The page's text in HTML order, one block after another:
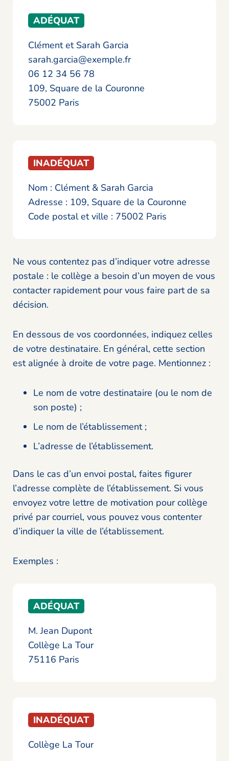
ADÉQUAT
Clément et Sarah Garcia
sarah.garcia@exemple.fr
06 12 34 56 78
109, Square de la Couronne
75002 Paris
INADÉQUAT
Nom : Clément & Sarah Garcia
Adresse : 109, Square de la Couronne
Code postal et ville : 75002 Paris
Ne vous contentez pas d’indiquer votre adresse
postale : le collège a besoin d’un moyen de vous
contacter rapidement pour vous faire part de sa
décision.
En dessous de vos coordonnées, indiquez celles
de votre destinataire. En général, cette section
est alignée à droite de votre page. Mentionnez :
Le nom de votre destinataire (ou le nom de
son poste) ;
Le nom de l’établissement ;
L’adresse de l’établissement.
Dans le cas d’un envoi postal, faites figurer
l’adresse complète de l’établissement. Si vous
envoyez votre lettre de motivation pour collège
privé par courriel, vous pouvez vous contenter
d’indiquer la ville de l’établissement.
Exemples :
ADÉQUAT
M. Jean Dupont
Collège La Tour
75116 Paris
INADÉQUAT
Collège La Tour